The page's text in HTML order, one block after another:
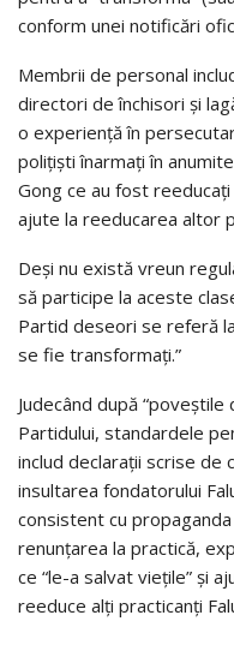
conform unei notificări
Membrii de personal
directori de închisori şi
o experienţă în
poliţişti înarmaţi în
Gong ce au fost
ajute la reeducarea altor
Deşi nu există vreun
să participe la aceste
Partid deseori se referă
se fie transformaţi.”
Judecând după
Partidului, standardele
includ declaraţii scrise de
insultarea fondatorului
consistent cu
renunţarea la practică,
ce “le-a salvat vieţile” şi
reeduce alţi practicanţi